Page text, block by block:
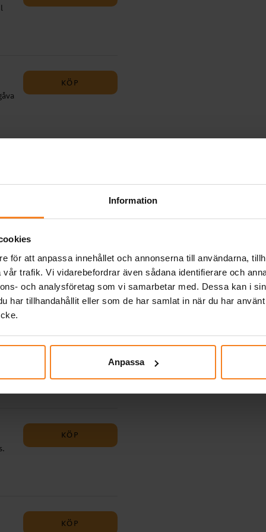
Information
för att anpassa innehållet och annonserna till användarna,
trafik. Vi vidarebefordrar även sådana identifierare och
och analysföretag som vi samarbetar med. Dessa kan i
har tillhandahållit eller som de har samlat in när du har
Anpassa
KÖP
KÖP
KÖP
KÖP
KÖP